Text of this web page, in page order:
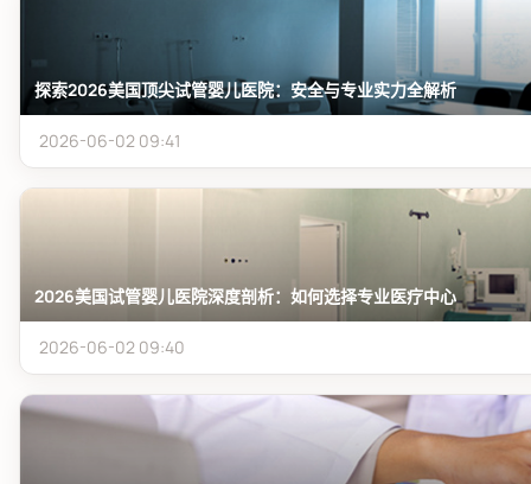
探索2026美国顶尖试管婴儿医院：安全与专业实力全解析
2026-06-02 09:41
2026美国试管婴儿医院深度剖析：如何选择专业医疗中心
2026-06-02 09:40